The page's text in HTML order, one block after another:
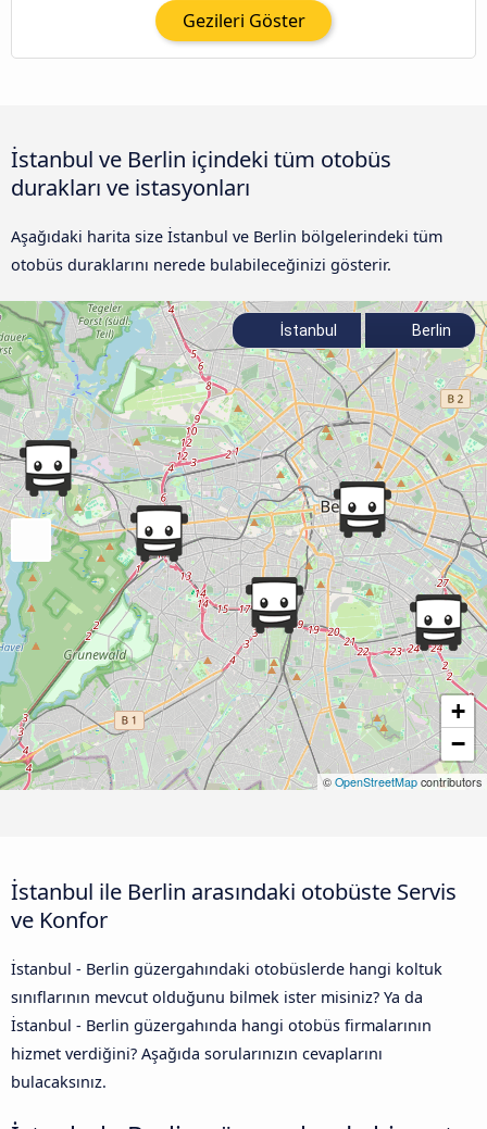
Gezileri Göster
İstanbul ve Berlin içindeki tüm otobüs
durakları ve istasyonları
Aşağıdaki harita size İstanbul ve Berlin bölgelerindeki tüm
otobüs duraklarını nerede bulabileceğinizi gösterir.
+
−
© OpenStreetMap contributors
İstanbul Berlin
İstanbul ile Berlin arasındaki otobüste Servis
ve Konfor
İstanbul - Berlin güzergahındaki otobüslerde hangi koltuk
sınıflarının mevcut olduğunu bilmek ister misiniz? Ya da
İstanbul - Berlin güzergahında hangi otobüs firmalarının
hizmet verdiğini? Aşağıda sorularınızın cevaplarını
bulacaksınız.